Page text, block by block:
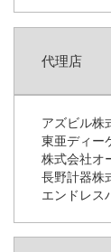
代理店
アズビル株
東亜ディー
株式会社オ
長野計器株
エンドレス